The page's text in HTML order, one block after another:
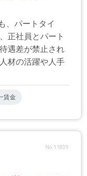
、パートタイ
正社員とパート
遇差が禁止され
材の活躍や人手
賃金
No.11839